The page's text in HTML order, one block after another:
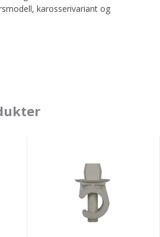
karosserivariant og